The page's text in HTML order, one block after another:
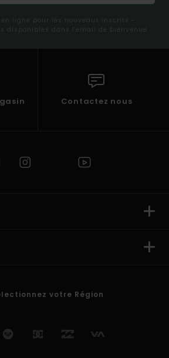
en ligne pour les nouveaux inscrits -
disponibles dans l'email de bienvenue
Contactez nous
votre Région